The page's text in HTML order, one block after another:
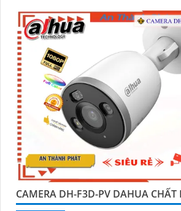
CAMERA DH-F3D-PV DAHUA